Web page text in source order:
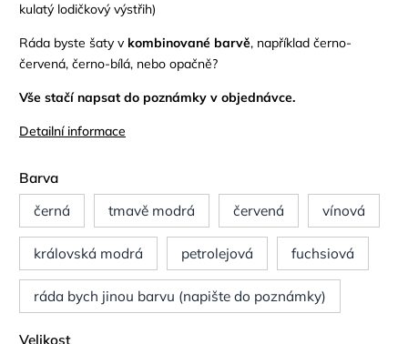
kulatý lodičkový výstřih)
Ráda byste šaty v kombinované barvě, například černo-
červená, černo-bílá, nebo opačně?
Vše stačí napsat do poznámky v objednávce.
Detailní informace
Barva
černá
tmavě modrá červená vínová
královská modrá petrolejová fuchsiová
ráda bych jinou barvu (napište do poznámky)
Velikost